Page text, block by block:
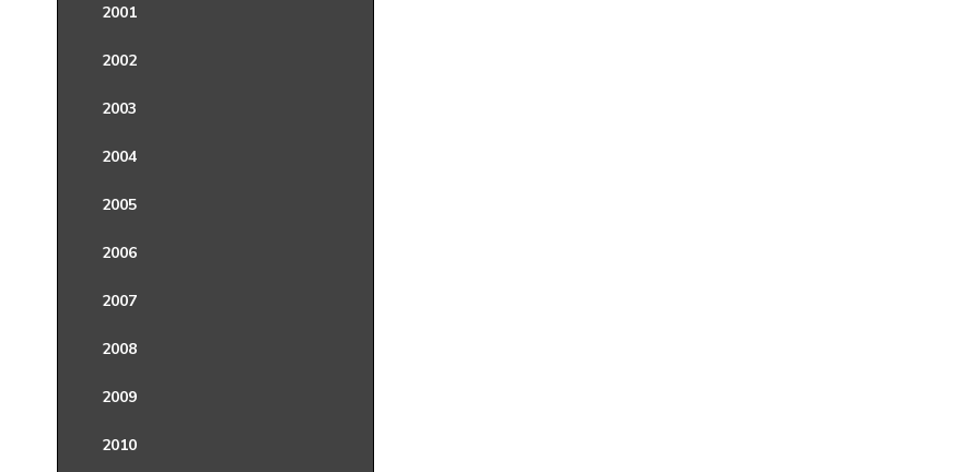
2001
2002
2003
2004
2005
2006
2007
2008
2009
2010